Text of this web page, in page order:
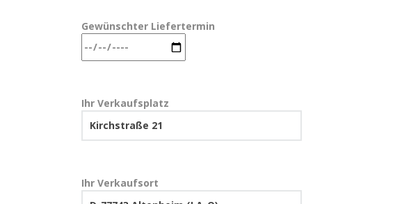
Gewünschter Liefertermin
Ihr Verkaufsplatz
Ihr Verkaufsort